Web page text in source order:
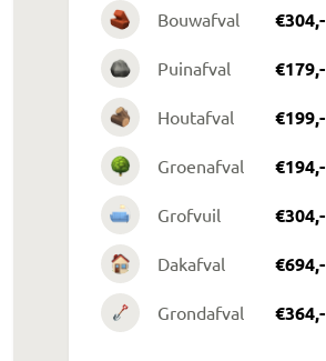
Bouwafval €304,-
Puinafval €179,-
Houtafval €199,-
Groenafval €194,-
Grofvuil €304,-
Dakafval €694,-
Grondafval €364,-